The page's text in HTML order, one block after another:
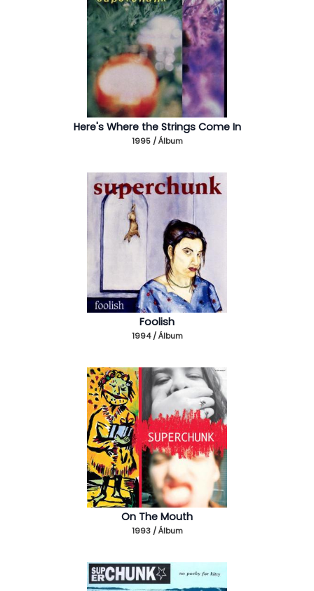
Here's Where the Strings Come In
1995 / Álbum
Foolish
1994 / Álbum
On The Mouth
1993 / Álbum